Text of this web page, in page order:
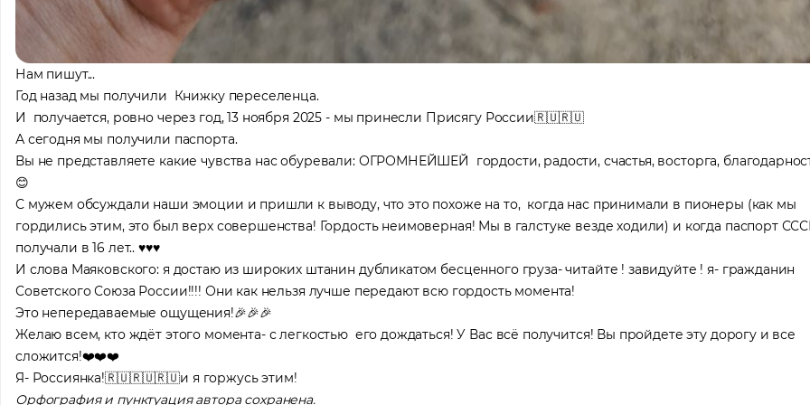
Нам пишут...
Год назад мы получили Книжку переселенца.
И получается, ровно через год, 13 ноября 2025 - мы принесли Присягу России🇷🇺🇷🇺
А сегодня мы получили паспорта.
Вы не представляете какие чувства нас обуревали: ОГРОМНЕЙШЕЙ гордости, радости, счастья, восторга,
😊
С мужем обсуждали наши эмоции и пришли к выводу, что это похоже на то, когда нас принимали в пионеры (как мы
гордились этим, это был верх совершенства! Гордость неимоверная! Мы в галстуке везде ходили) и когда паспорт
получали в 16 лет.. ♥️♥️♥️
И слова Маяковского: я достаю из широких штанин дубликатом бесценного груза- читайте ! завидуйте ! я- гражданин
Советского Союза России!!!! Они как нельзя лучше передают всю гордость момента!
Это непередаваемые ощущения!🎉🎉🎉
Желаю всем, кто ждёт этого момента- с легкостью его дождаться! У Вас всё получится! Вы пройдете эту дорогу и все
сложится!❤️❤️❤️
Я- Россиянка!🇷🇺🇷🇺🇷🇺и я горжусь этим!
Орфография и пунктуация автора сохранена.